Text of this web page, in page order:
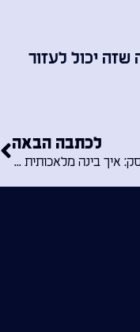
יכול לעזור
לכתבה הבאה
AI לעסק: איך בינה מלאכותית יכולה לחולל מהפכה בעסק שלך